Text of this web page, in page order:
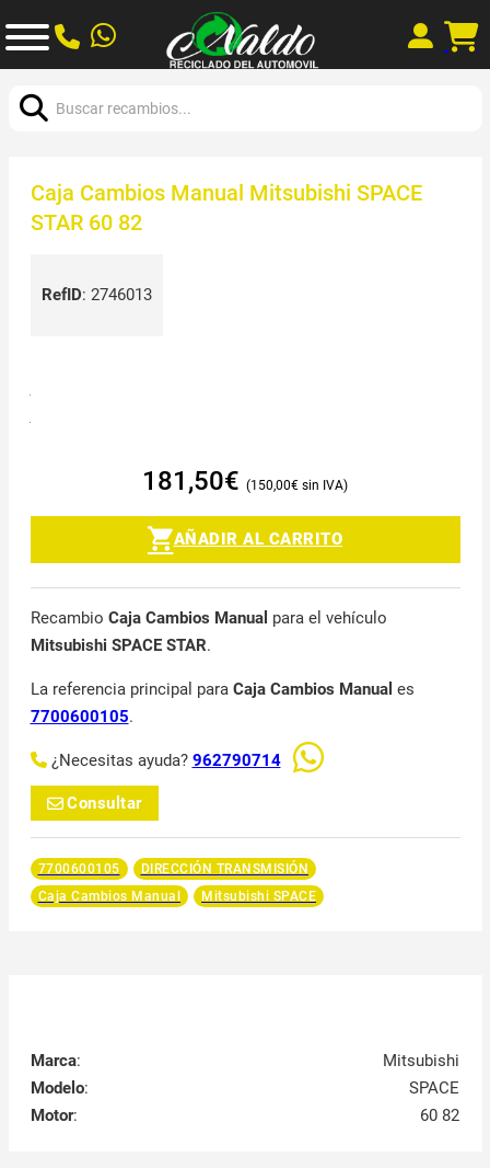
Caja Cambios Manual Mitsubishi SPACE
STAR 60 82
RefID: 2746013
181,50€ 150,00€
AÑADIR AL CARRITO
Recambio Caja Cambios Manual para el vehículo
Mitsubishi SPACE STAR.
La referencia principal para Caja Cambios Manual es
7700600105.
¿Necesitas ayuda? 962790714
Consultar
7700600105
DIRECCIÓN TRANSMISIÓN
Caja Cambios Manual
Mitsubishi SPACE
Marca:
Mitsubishi
Modelo:
SPACE
Motor: 60 82